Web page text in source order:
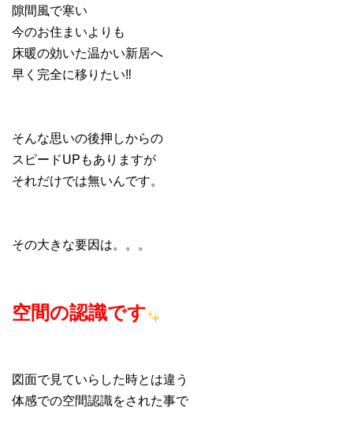
隙間風で寒い
今のお住まいよりも
床暖の効いた温かい新居へ
早く完全に移りたい‼
そんな思いの後押しからの
スピードUPもありますが
それだけでは無いんです。
その大きな要因は。。。
空間の認識です
図面で見ていらした時とは違う
体感での空間認識をされた事で